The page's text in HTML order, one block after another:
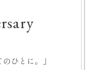
ひとに。」